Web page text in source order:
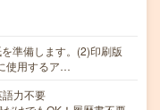
準備します。(2)印刷版
使用するア…
力不要